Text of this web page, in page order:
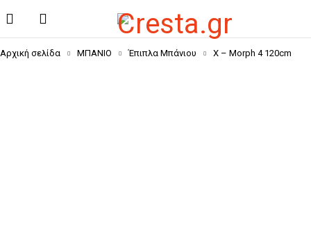
Αρχική σελίδα ΜΠΑΝΙΟ Έπιπλα Μπάνιου X – Morph 4 120cm